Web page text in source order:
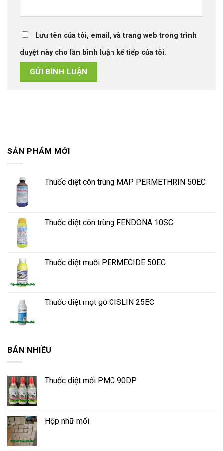
Lưu tên của tôi, email, và trang web trong trình
duyệt này cho lần bình luận kế tiếp của tôi.
SẢN PHẨM MỚI
Thuốc diệt côn trùng MAP PERMETHRIN 50EC
Thuốc diệt côn trùng FENDONA 10SC
Thuốc diệt muỗi PERMECIDE 50EC
Thuốc diệt mọt gỗ CISLIN 25EC
BÁN NHIỀU
Thuốc diệt mối PMC 90DP
Hộp nhữ mối